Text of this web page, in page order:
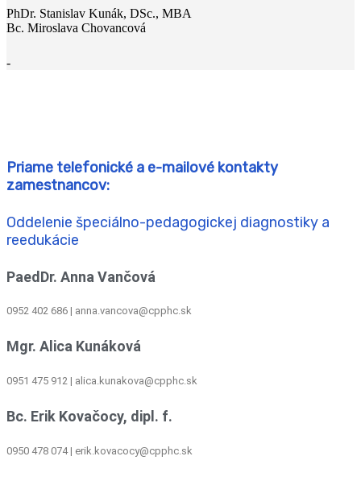
PhDr. Stanislav Kunák, DSc., MBA
Bc. Miroslava Chovancová
-
Priame telefonické a e-mailové kontakty
zamestnancov:
Oddelenie špeciálno-pedagogickej diagnostiky a
reedukácie
PaedDr. Anna Vančová
0952 402 686 | anna.vancova@cpphc.sk
Mgr. Alica Kunáková
0951 475 912 | alica.kunakova@cpphc.sk
Bc. Erik Kovačocy, dipl. f.
0950 478 074 | erik.kovacocy@cpphc.sk